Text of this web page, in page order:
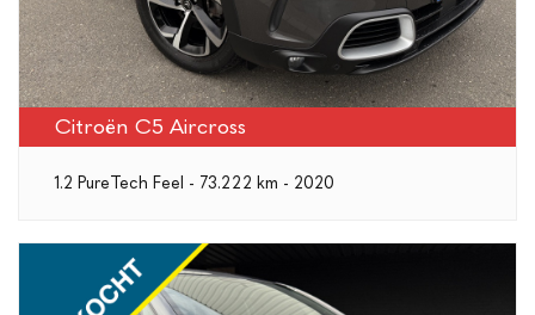
Citroën C5 Aircross
1.2 PureTech Feel - 73.222 km - 2020